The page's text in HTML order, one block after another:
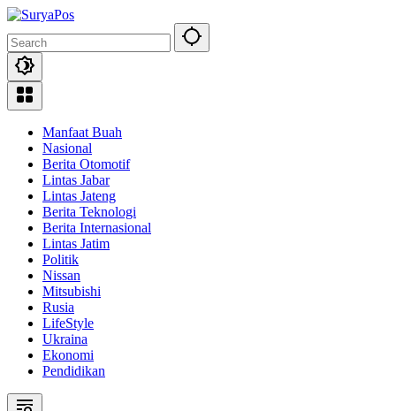
Skip
content
Manfaat Buah
Nasional
Berita Otomotif
Lintas Jabar
Lintas Jateng
Berita Teknologi
Berita Internasional
Lintas Jatim
Politik
Nissan
Mitsubishi
Rusia
LifeStyle
Ukraina
Ekonomi
Pendidikan